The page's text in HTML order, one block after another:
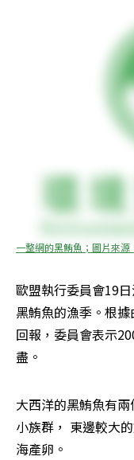
一整網的黑鮪魚；圖片來
歐盟執行委員會19
黑鮪魚的漁季。根
回報，委員會表示
盡。
大西洋的黑鮪魚有
小族群， 東邊較大
海產卵。